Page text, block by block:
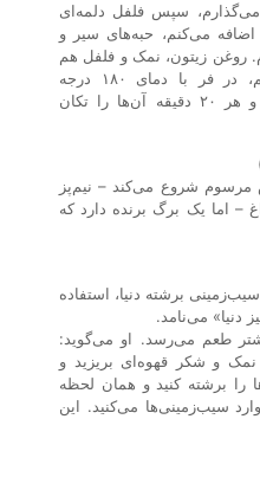
سپس فلفل دلمه‌ای
می‌کنم، حبه‌های سیر و
روغن زیتون، نمک و فلفل هم
می‌زنم. همه را با هم مخلوط می‌کنم، در فر با دمای ۱۸۰ درجه
می‌گذارم، یک ساعت و بیست دقیقه، و هر ۲۰ دقیقه آن‌ها را تکان
شروع می‌کند – نیم‌پز
– اما یک برگ برنده دارد که
برشته دنیا، استفاده
دنیا» می‌نامد.
طعم می‌رسد. او می‌گوید:
نمک و شکر قهوه‌ای بریزید و
را برشته کنید و همان لحظه
سیب‌زمینی‌ها می‌کنید. این